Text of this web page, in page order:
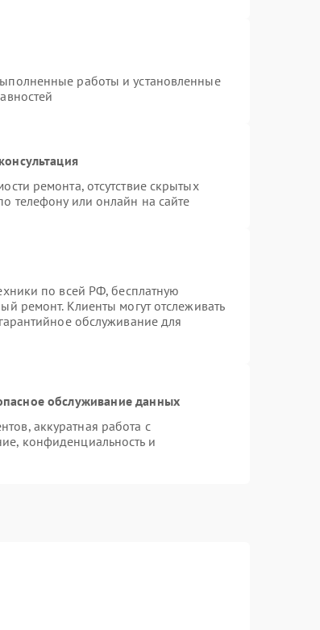
работы и установленные
ремонта, отсутствие скрытых
телефону или онлайн на сайте
по всей РФ, бесплатную
ремонт. Клиенты могут отслеживать
обслуживание для
обслуживание данных
аккуратная работа с
конфиденциальность и